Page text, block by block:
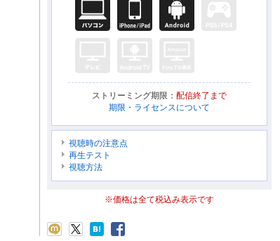
ストリーミング期限： 配信終了まで
期限・ライセンスについて
視聴時の注意点
再生テスト
視聴方法
※価格は全て税込み表示です